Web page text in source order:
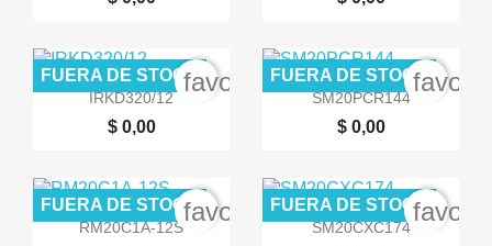
 Vista rápida
IRKD320/12
$ 0,00
FUERA DE STOCKfavorite_border
 Vista rápida
SM20PCR144
$ 0,00
FUERA DE STOCK
 Vista rápida
RM20C1A-12S
FUERA DE STOCKfavorite_border
 Vista rápida
SM20CXC174
FUERA DE STOCK